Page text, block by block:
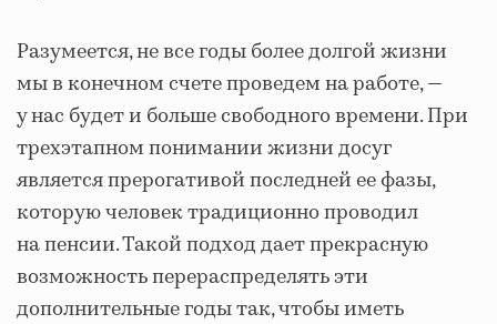
Разумеется, не все годы более долгой жизни
мы в конечном счете проведем на работе, —
у нас будет и больше свободного времени. При
трехэтапном понимании жизни досуг
является прерогативой последней ее фазы,
которую человек традиционно проводил
на пенсии. Такой подход дает прекрасную
возможность перераспределять эти
дополнительные годы так, чтобы иметь